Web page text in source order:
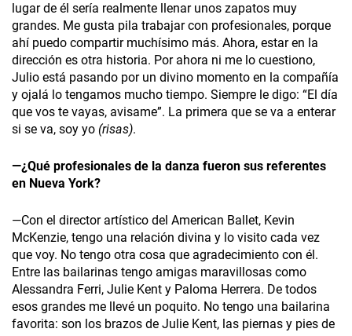
lugar de él sería realmente llenar unos zapatos muy
grandes. Me gusta pila trabajar con profesionales, porque
ahí puedo compartir muchísimo más. Ahora, estar en la
dirección es otra historia. Por ahora ni me lo cuestiono,
Julio está pasando por un divino momento en la compañía
y ojalá lo tengamos mucho tiempo. Siempre le digo: “El día
que vos te vayas, avisame”. La primera que se va a enterar
si se va, soy yo (risas).
—¿Qué profesionales de la danza fueron sus referentes
en Nueva York?
—Con el director artístico del American Ballet, Kevin
McKenzie, tengo una relación divina y lo visito cada vez
que voy. No tengo otra cosa que agradecimiento con él.
Entre las bailarinas tengo amigas maravillosas como
Alessandra Ferri, Julie Kent y Paloma Herrera. De todos
esos grandes me llevé un poquito. No tengo una bailarina
favorita: son los brazos de Julie Kent, las piernas y pies de